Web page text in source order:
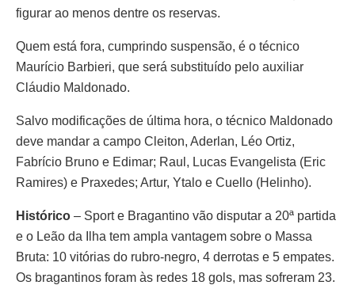
figurar ao menos dentre os reservas.
Quem está fora, cumprindo suspensão, é o técnico
Maurício Barbieri, que será substituído pelo auxiliar
Cláudio Maldonado.
Salvo modificações de última hora, o técnico Maldonado
deve mandar a campo Cleiton, Aderlan, Léo Ortiz,
Fabrício Bruno e Edimar; Raul, Lucas Evangelista (Eric
Ramires) e Praxedes; Artur, Ytalo e Cuello (Helinho).
Histórico – Sport e Bragantino vão disputar a 20ª partida
e o Leão da Ilha tem ampla vantagem sobre o Massa
Bruta: 10 vitórias do rubro-negro, 4 derrotas e 5 empates.
Os bragantinos foram às redes 18 gols, mas sofreram 23.